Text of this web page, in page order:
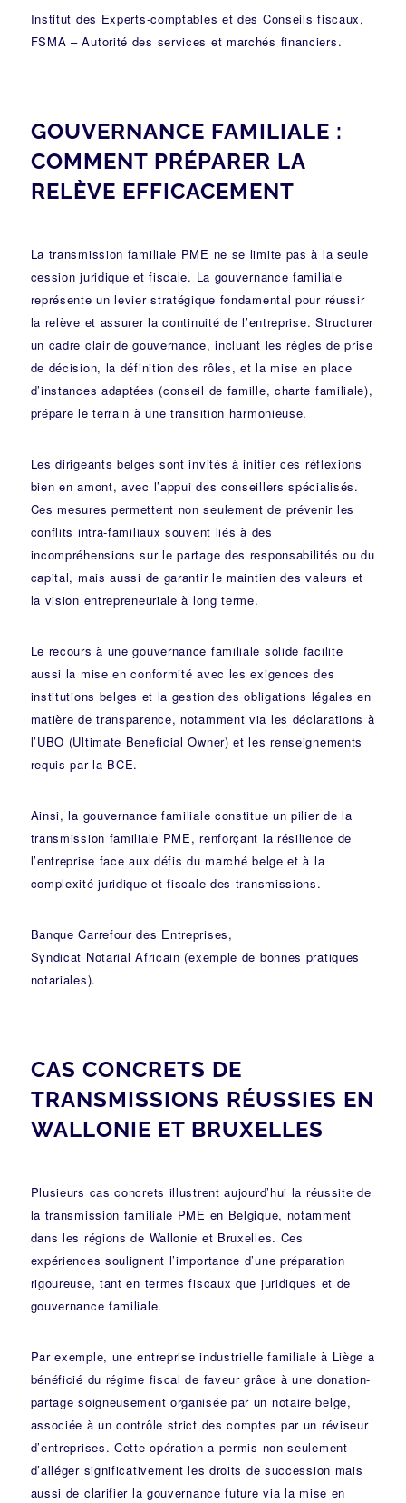
Institut des Experts-comptables et des Conseils fiscaux,
FSMA – Autorité des services et marchés financiers.
GOUVERNANCE FAMILIALE :
COMMENT PRÉPARER LA
RELÈVE EFFICACEMENT
La transmission familiale PME ne se limite pas à la seule
cession juridique et fiscale. La gouvernance familiale
représente un levier stratégique fondamental pour réussir
la relève et assurer la continuité de l’entreprise. Structurer
un cadre clair de gouvernance, incluant les règles de prise
de décision, la définition des rôles, et la mise en place
d’instances adaptées (conseil de famille, charte familiale),
prépare le terrain à une transition harmonieuse.
Les dirigeants belges sont invités à initier ces réflexions
bien en amont, avec l’appui des conseillers spécialisés.
Ces mesures permettent non seulement de prévenir les
conflits intra-familiaux souvent liés à des
incompréhensions sur le partage des responsabilités ou du
capital, mais aussi de garantir le maintien des valeurs et
la vision entrepreneuriale à long terme.
Le recours à une gouvernance familiale solide facilite
aussi la mise en conformité avec les exigences des
institutions belges et la gestion des obligations légales en
matière de transparence, notamment via les déclarations à
l’UBO (Ultimate Beneficial Owner) et les renseignements
requis par la BCE.
Ainsi, la gouvernance familiale constitue un pilier de la
transmission familiale PME, renforçant la résilience de
l’entreprise face aux défis du marché belge et à la
complexité juridique et fiscale des transmissions.
Banque Carrefour des Entreprises,
Syndicat Notarial Africain (exemple de bonnes pratiques
notariales).
CAS CONCRETS DE
TRANSMISSIONS RÉUSSIES EN
WALLONIE ET BRUXELLES
Plusieurs cas concrets illustrent aujourd’hui la réussite de
la transmission familiale PME en Belgique, notamment
dans les régions de Wallonie et Bruxelles. Ces
expériences soulignent l’importance d’une préparation
rigoureuse, tant en termes fiscaux que juridiques et de
gouvernance familiale.
Par exemple, une entreprise industrielle familiale à Liège a
bénéficié du régime fiscal de faveur grâce à une donation-
partage soigneusement organisée par un notaire belge,
associée à un contrôle strict des comptes par un réviseur
d’entreprises. Cette opération a permis non seulement
d’alléger significativement les droits de succession mais
aussi de clarifier la gouvernance future via la mise en